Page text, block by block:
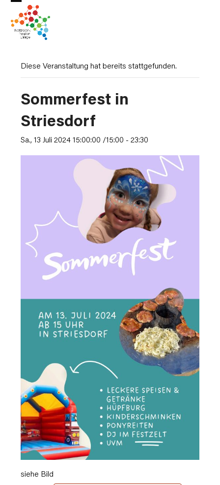
Skip
content
Open
mobile
menu
Close
mobile
menu
Diese Veranstaltung hat bereits stattgefunden.
Sommerfest in
Striesdorf
Sa., 13 Juli 2024 15:00:00 /15:00 -23:30
siehe Bild